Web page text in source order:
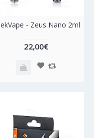
- Zeus Nano 2ml
22,00€